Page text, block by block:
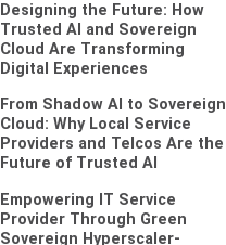
Designing the Future: How
Trusted AI and Sovereign
Cloud Are Transforming
Digital Experiences
From Shadow AI to Sovereign
Cloud: Why Local Service
Providers and Telcos Are the
Future of Trusted AI
Empowering IT Service
Provider Through Green
Sovereign Hyperscaler-